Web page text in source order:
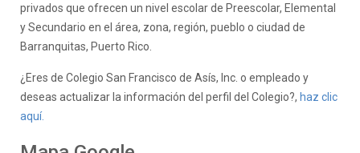
privados que ofrecen un nivel escolar de Preescolar, Elemental
y Secundario en el área, zona, región, pueblo o ciudad de
Barranquitas, Puerto Rico.
¿Eres de Colegio San Francisco de Asís, Inc. o empleado y
deseas actualizar la información del perfil del Colegio?, haz clic
aquí.